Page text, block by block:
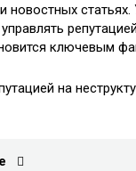
новостных статьях.
ключевым